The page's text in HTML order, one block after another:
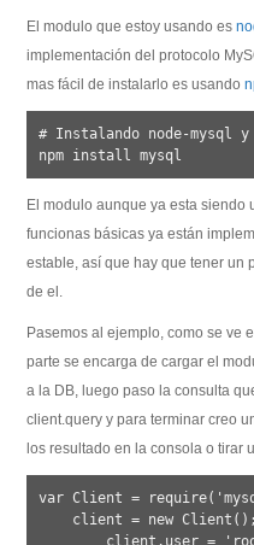
El modulo que estoy usando es
implementación del protocolo
mas fácil de instalarlo es usando
# Instalando node-mysql y
El modulo aunque ya esta
funcionas básicas ya están
estable, así que hay que tener un
de el.
Pasemos al ejemplo, como se ve
parte se encarga de cargar el
a la DB, luego paso la consulta
client.query y para terminar creo
los resultado en la consola o tirar
var Client =